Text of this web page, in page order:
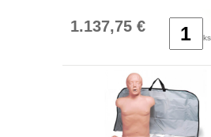
1.137,75 €
ks